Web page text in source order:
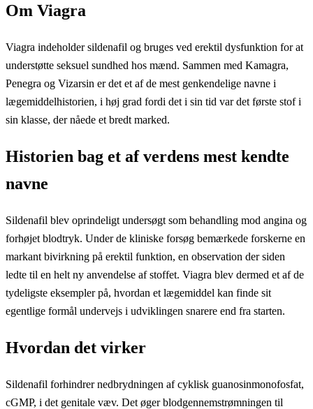
Om Viagra
Viagra indeholder sildenafil og bruges ved erektil dysfunktion for at
understøtte seksuel sundhed hos mænd. Sammen med Kamagra,
Penegra og Vizarsin er det et af de mest genkendelige navne i
lægemiddelhistorien, i høj grad fordi det i sin tid var det første stof i
sin klasse, der nåede et bredt marked.
Historien bag et af verdens mest kendte
navne
Sildenafil blev oprindeligt undersøgt som behandling mod angina og
forhøjet blodtryk. Under de kliniske forsøg bemærkede forskerne en
markant bivirkning på erektil funktion, en observation der siden
ledte til en helt ny anvendelse af stoffet. Viagra blev dermed et af de
tydeligste eksempler på, hvordan et lægemiddel kan finde sit
egentlige formål undervejs i udviklingen snarere end fra starten.
Hvordan det virker
Sildenafil forhindrer nedbrydningen af cyklisk guanosinmonofosfat,
cGMP, i det genitale væv. Det øger blodgennemstrømningen til